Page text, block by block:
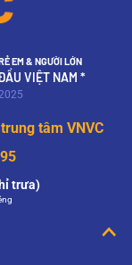
EM & NGƯỜI LỚN
VIỆT NAM *
tâm VNVC
trưa)